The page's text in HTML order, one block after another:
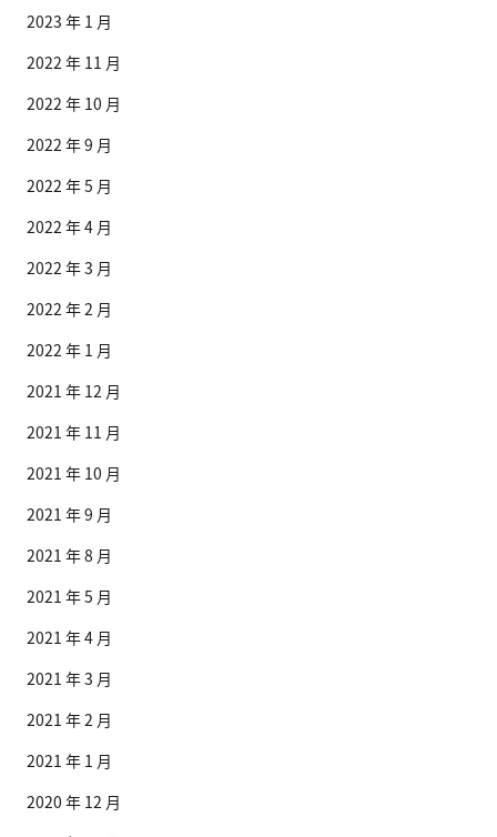
2023 年 1 月
2022 年 11 月
2022 年 10 月
2022 年 9 月
2022 年 5 月
2022 年 4 月
2022 年 3 月
2022 年 2 月
2022 年 1 月
2021 年 12 月
2021 年 11 月
2021 年 10 月
2021 年 9 月
2021 年 8 月
2021 年 5 月
2021 年 4 月
2021 年 3 月
2021 年 2 月
2021 年 1 月
2020 年 12 月